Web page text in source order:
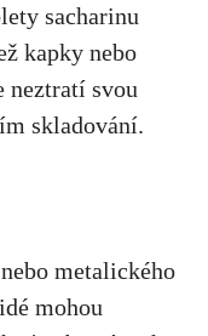
sacharinu
kapky⁣ nebo​
neztratí svou
‍skladování.
metalického
mohou⁢